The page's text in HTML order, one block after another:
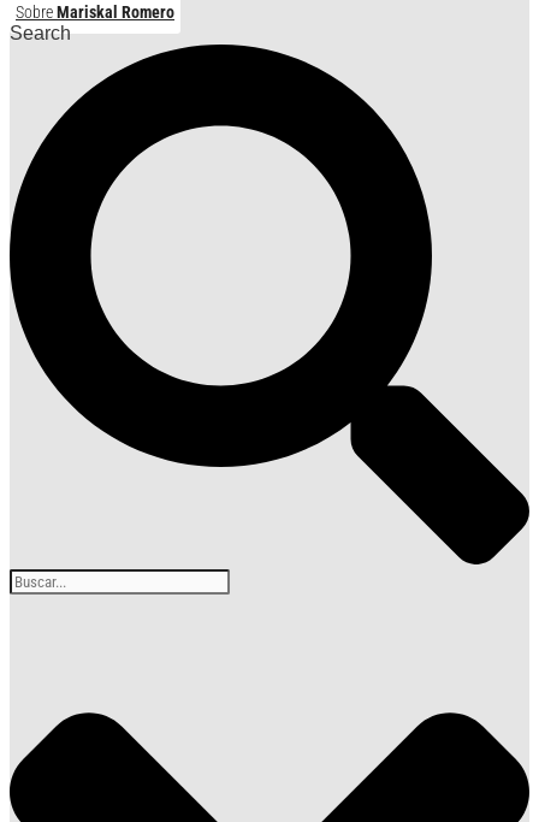
SobreMariskal Romero
Search